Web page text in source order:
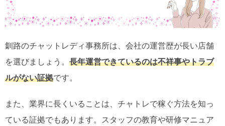
釧路のチャットレディ事務所は、会社の運営歴が長い店舗
を選びましょう。 長年運営できているのは不祥事やトラブ
ルがない証拠です。
また、業界に長くいることは、チャトレで稼ぐ方法を知っ
ている証拠でもあります。スタッフの教育や研修マニュア